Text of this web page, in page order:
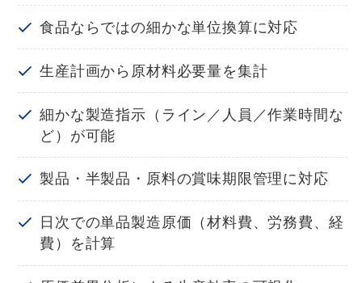
食品ならではの細かな単位換算に対応
生産計画から原材料必要量を集計
細かな製造指示（ライン／人員／作業時間な
ど）が可能
製品・半製品・原料の賞味期限管理に対応
日次での単品製造原価（材料費、労務費、経
費）を計算